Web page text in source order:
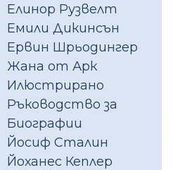
Елинор Рузвелт
Емили Дикинсън
Ервин Шрьодингер
Жана от Арк
Илюстрирано
Ръководство за
Биографии
Йосиф Сталин
Йоханес Кеплер